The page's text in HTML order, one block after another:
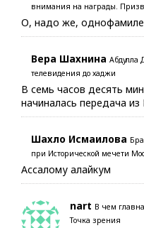
внимания на награды.
О, надо же,
Вера Шахнина Абдулла
телевидения до хаджи
В семь часов десять
начиналась передача
Шахло Исмаилова
при Исторической мечети
Ассалому алайкум
nart В чем
Точка зрения